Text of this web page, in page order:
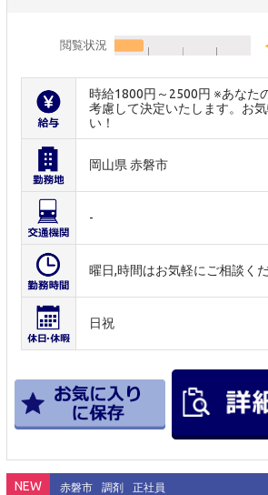
閲覧状況
時給1800円～2500円 ※あなた
考慮して決定いたします。お
い！
岡山県 赤磐市
-
曜日,時間はお気軽にご相談く
日祝
NEW 赤磐市 調剤 正社員